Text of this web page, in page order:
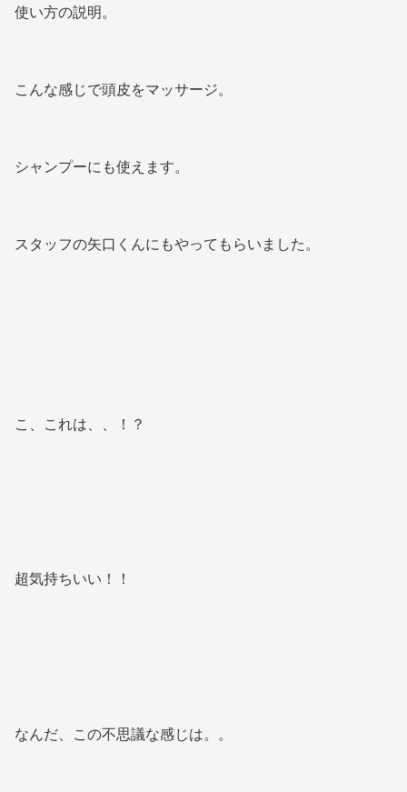
使い方の説明。
こんな感じで頭皮をマッサージ。
シャンプーにも使えます。
スタッフの矢口くんにもやってもらいました。
こ、これは、、！？
超気持ちいい！！
なんだ、この不思議な感じは。。